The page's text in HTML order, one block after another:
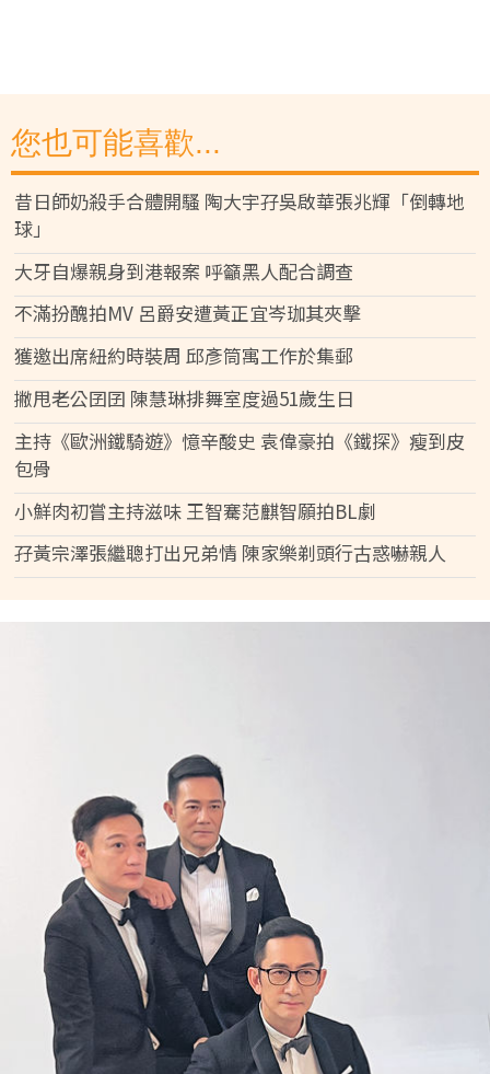
您也可能喜歡...
昔日師奶殺手合體開騷 陶大宇孖吳啟華張兆輝「倒轉地
球」
大牙自爆親身到港報案 呼籲黑人配合調查
不滿扮醜拍MV 呂爵安遭黃正宜岑珈其夾擊
獲邀出席紐約時裝周 邱彥筒寓工作於集郵
撇甩老公囝囝 陳慧琳排舞室度過51歲生日
主持《歐洲鐵騎遊》憶辛酸史 袁偉豪拍《鐵探》瘦到皮
包骨
小鮮肉初嘗主持滋味 王智騫范麒智願拍BL劇
孖黃宗澤張繼聰打出兄弟情 陳家樂剃頭行古惑嚇親人